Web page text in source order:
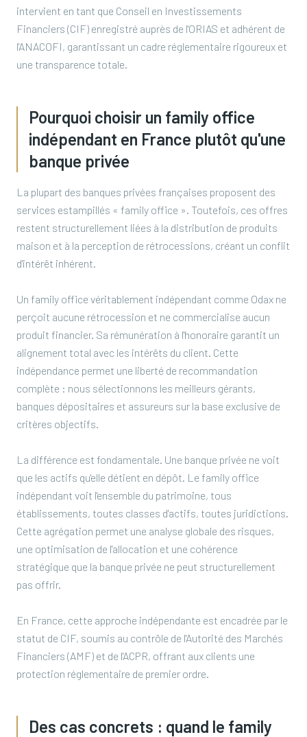
intervient en tant que Conseil en Investissements
Financiers (CIF) enregistré auprès de l'ORIAS et adhérent de
l'ANACOFI, garantissant un cadre réglementaire rigoureux et
une transparence totale.
Pourquoi choisir un family office
indépendant en France plutôt qu'une
banque privée
La plupart des banques privées françaises proposent des
services estampillés « family office ». Toutefois, ces offres
restent structurellement liées à la distribution de produits
maison et à la perception de rétrocessions, créant un conflit
d'intérêt inhérent.
Un family office véritablement indépendant comme Odax ne
perçoit aucune rétrocession et ne commercialise aucun
produit financier. Sa rémunération à l'honoraire garantit un
alignement total avec les intérêts du client. Cette
indépendance permet une liberté de recommandation
complète : nous sélectionnons les meilleurs gérants,
banques dépositaires et assureurs sur la base exclusive de
critères objectifs.
La différence est fondamentale. Une banque privée ne voit
que les actifs qu'elle détient en dépôt. Le family office
indépendant voit l'ensemble du patrimoine, tous
établissements, toutes classes d'actifs, toutes juridictions.
Cette agrégation permet une analyse globale des risques,
une optimisation de l'allocation et une cohérence
stratégique que la banque privée ne peut structurellement
pas offrir.
En France, cette approche indépendante est encadrée par le
statut de CIF, soumis au contrôle de l'Autorité des Marchés
Financiers (AMF) et de l'ACPR, offrant aux clients une
protection réglementaire de premier ordre.
Des cas concrets : quand le family